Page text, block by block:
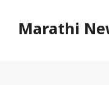
Marathi